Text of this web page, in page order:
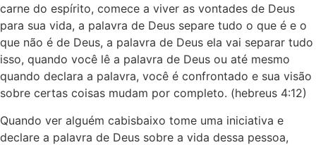
carne do espírito, comece a viver as vontades de Deus
para sua vida, a palavra de Deus separe tudo o que é e o
que não é de Deus, a palavra de Deus ela vai separar tudo
isso, quando você lê a palavra de Deus ou até mesmo
quando declara a palavra, você é confrontado e sua visão
sobre certas coisas mudam por completo. (hebreus 4:12)
Quando ver alguém cabisbaixo tome uma iniciativa e
declare a palavra de Deus sobre a vida dessa pessoa,